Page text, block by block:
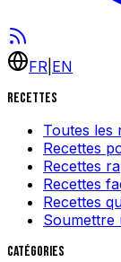
FR EN
Recettes
Toutes les
Recettes
Recettes
Recettes
Recettes
Soumettre
Catégories